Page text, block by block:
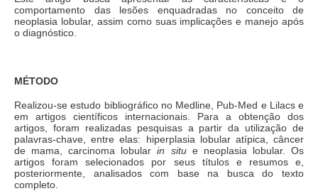
comportamento das lesões enquadradas no conceito de
neoplasia lobular, assim como suas implicações e manejo após
o diagnóstico.
MÉTODO
Realizou-se estudo bibliográfico no Medline, Pub-Med e Lilacs e
em artigos científicos internacionais. Para a obtenção dos
artigos, foram realizadas pesquisas a partir da utilização de
palavras-chave, entre elas: hiperplasia lobular atípica, câncer
de mama, carcinoma lobularin situe neoplasia lobular. Os
artigos foram selecionados por seus títulos e resumos e,
posteriormente, analisados com base na busca do texto
completo.